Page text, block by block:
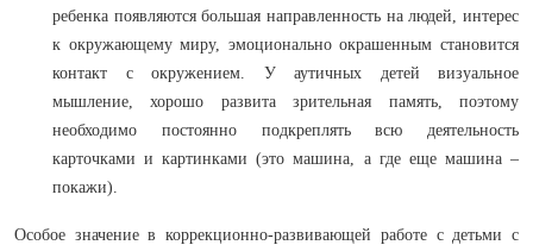
ребенка появляются большая направленность на людей, интерес
к окружающему миру, эмоционально окрашенным становится
контакт с окружением. У аутичных детей визуальное
мышление, хорошо развита зрительная память, поэтому
необходимо постоянно подкреплять всю деятельность
карточками и картинками (это машина, а где еще машина –
покажи).
Особое значение в коррекционно-развивающей работе с детьми с